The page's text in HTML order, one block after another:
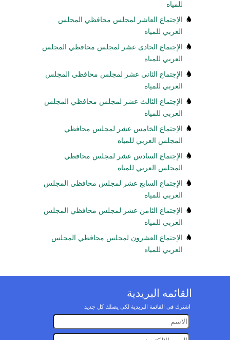
للمياه
الإجتماع العاشر لمجلس محافظي المجلس
العربي للمياه
الإجتماع الحادى عشر لمجلس محافظي المجلس
العربي للمياه
الإجتماع الثانى عشر لمجلس محافظي المجلس
العربي للمياه
الإجتماع الثالث عشر لمجلس محافظي المجلس
العربي للمياه
الإجتماع الخامس عشر لمجلس محافظي
المجلس العربي للمياه
الإجتماع السادس عشر لمجلس محافظي
المجلس العربي للمياه
الإجتماع السابع عشر لمجلس محافظي المجلس
العربي للمياه
الإجتماع الثامن عشر لمجلس محافظي المجلس
العربي للمياه
الإجتماع العشرون لمجلس محافظي المجلس
العربي للمياه
القائمه البريدية
اشترك فى القائمة البريدية لكى يصلك كل جديد